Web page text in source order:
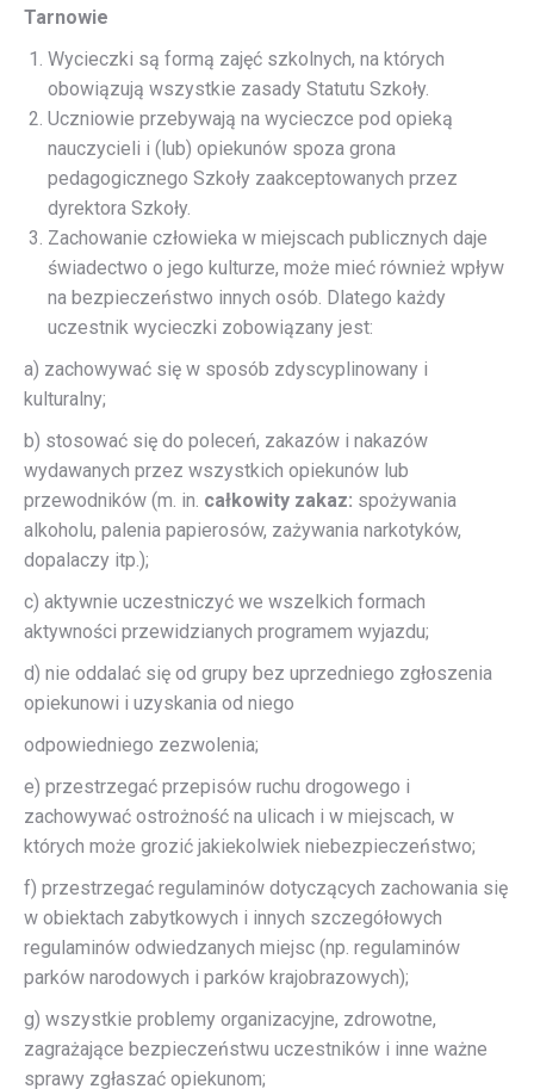
Tarnowie
Wycieczki są formą zajęć szkolnych, na których
obowiązują wszystkie zasady Statutu Szkoły.
Uczniowie przebywają na wycieczce pod opieką
nauczycieli i (lub) opiekunów spoza grona
pedagogicznego Szkoły zaakceptowanych przez
dyrektora Szkoły.
Zachowanie człowieka w miejscach publicznych daje
świadectwo o jego kulturze, może mieć również wpływ
na bezpieczeństwo innych osób. Dlatego każdy
uczestnik wycieczki zobowiązany jest:
a) zachowywać się w sposób zdyscyplinowany i
kulturalny;
b) stosować się do poleceń, zakazów i nakazów
wydawanych przez wszystkich opiekunów lub
przewodników (m. in. całkowity zakaz: spożywania
alkoholu, palenia papierosów, zażywania narkotyków,
dopalaczy itp.);
c) aktywnie uczestniczyć we wszelkich formach
aktywności przewidzianych programem wyjazdu;
d) nie oddalać się od grupy bez uprzedniego zgłoszenia
opiekunowi i uzyskania od niego
odpowiedniego zezwolenia;
e) przestrzegać przepisów ruchu drogowego i
zachowywać ostrożność na ulicach i w miejscach, w
których może grozić jakiekolwiek niebezpieczeństwo;
f) przestrzegać regulaminów dotyczących zachowania się
w obiektach zabytkowych i innych szczegółowych
regulaminów odwiedzanych miejsc (np. regulaminów
parków narodowych i parków krajobrazowych);
g) wszystkie problemy organizacyjne, zdrowotne,
zagrażające bezpieczeństwu uczestników i inne ważne
sprawy zgłaszać opiekunom;